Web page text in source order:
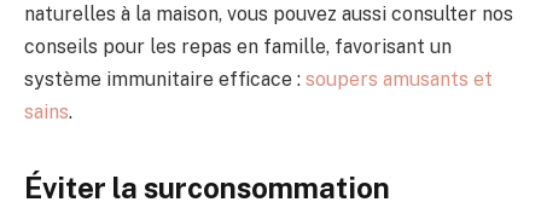
naturelles à la maison, vous pouvez aussi consulter nos
conseils pour les repas en famille, favorisant un
système immunitaire efficace : soupers amusants et
sains.
Éviter la surconsommation